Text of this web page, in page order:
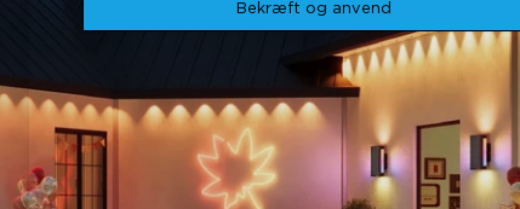
Bekræft og anvend